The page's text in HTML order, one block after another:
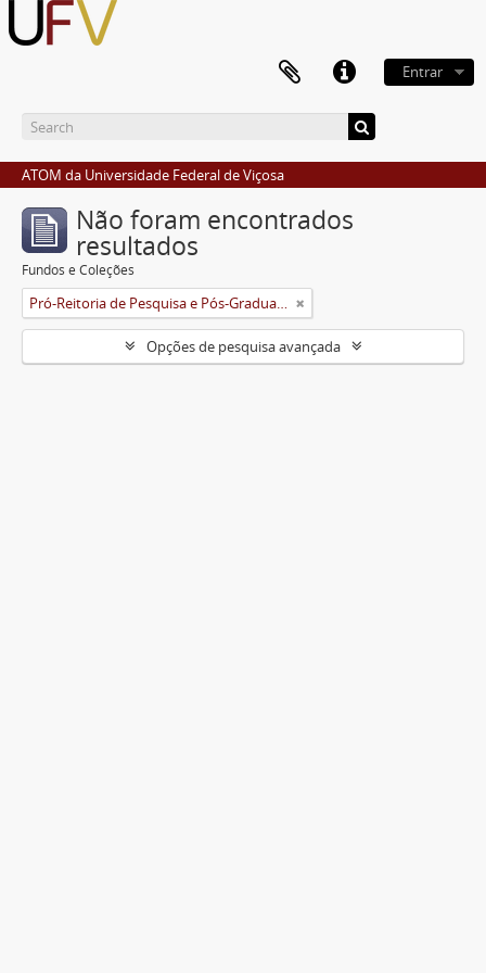
Entrar
ATOM da Universidade Federal de Viçosa
Não foram encontrados
resultados
Fundos e Coleções
Pró-Reitoria de Pesquisa e Pós-Graduação
Opções de pesquisa avançada